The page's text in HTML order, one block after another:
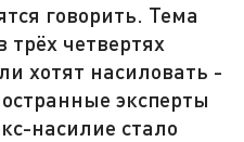
говорить. Тема
четвертях
хотят насиловать -
эксперты
насилие стало